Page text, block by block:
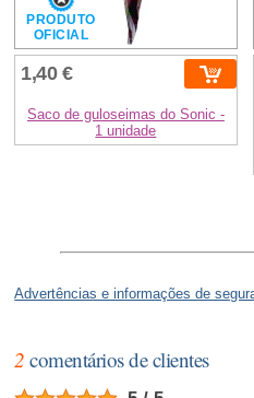
PRODUTO
OFICIAL
1,40 €
Saco de guloseimas do Sonic -
1 unidade
Advertências e informações de
2 comentários de clientes